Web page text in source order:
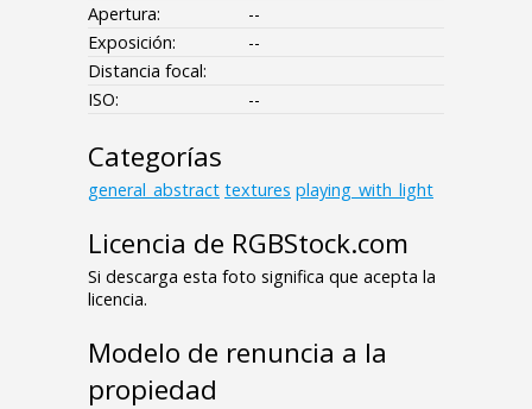
Apertura:
--
Exposición:
--
Distancia focal:
ISO:
--
Categorías
general_abstract textures playing_with_light
Licencia de RGBStock.com
Si descarga esta foto significa que acepta la
licencia.
Modelo de renuncia a la
propiedad